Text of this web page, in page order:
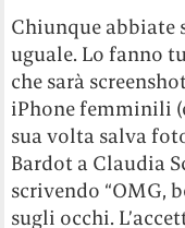
Chiunque abbiate
uguale. Lo fanno
che sarà
iPhone femminili
sua volta salva
Bardot a Claudia
scrivendo “OMG,
sugli occhi.